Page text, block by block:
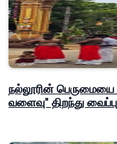
நல்லூரின் பெருமையை
வளைவு" திறந்து வைப்பு